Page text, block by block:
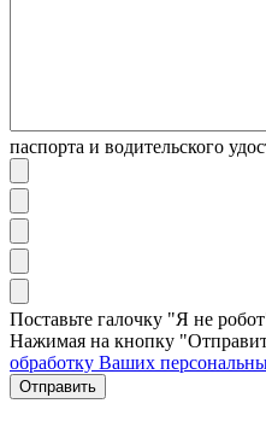
паспорта и водительского
Поставьте галочку "Я не
Нажимая на кнопку
обработку Ваших
Отправить